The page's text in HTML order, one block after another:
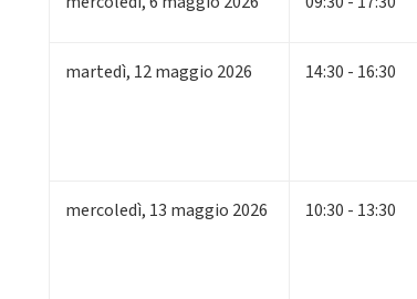
martedì, 12maggio 2026 14:30 - 16:30
mercoledì, 13 maggio 2026 10:30 - 13:30